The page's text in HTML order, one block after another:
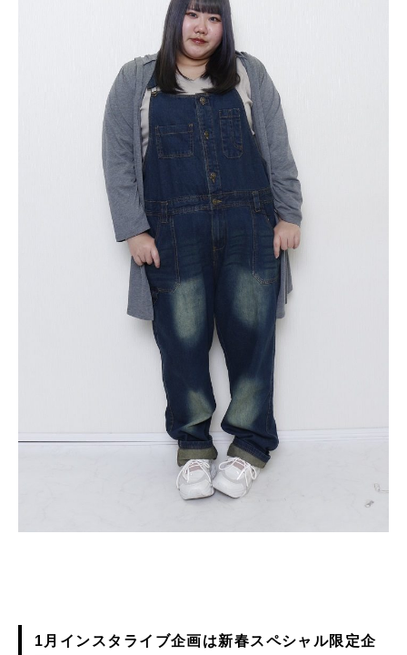
1月インスタライブ企画は新春スペシャル限定企